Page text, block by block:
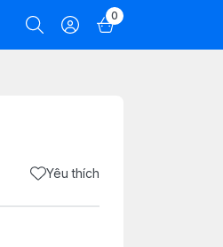
0
Yêu thích